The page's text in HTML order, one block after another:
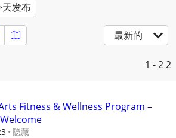
天发布
最新的
1 - 22
Fitness & Wellness Program –
隐藏